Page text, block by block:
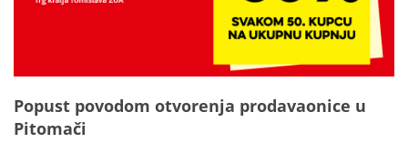
Popust povodom otvorenja prodavaonice u
Pitomači